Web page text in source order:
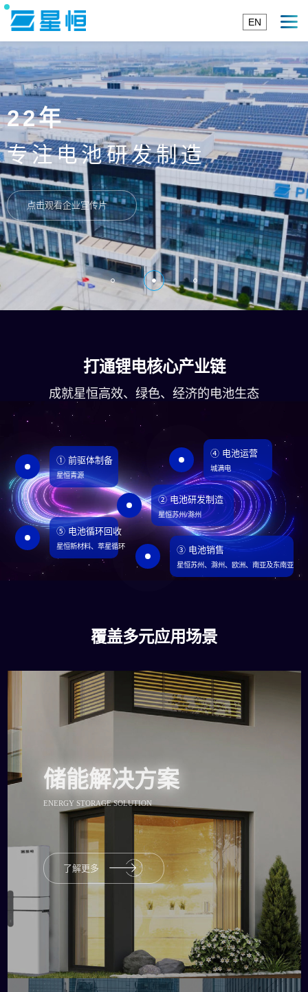
EN
22年
专注电池研发制造
点击观看企业宣传片
打通锂电核心产业链
成就星恒高效、绿色、经济的电池生态
① 前驱体制备
星恒青源
④ 电池运营
城满电
③ 电池销售
星恒苏州、滁州、欧洲、南亚及东南亚
② 电池研发制造
星恒苏州/滁州
⑤ 电池循环回收
星恒新材料、萃星循环
覆盖多元应用场景
储能解决方案
ENERGY STORAGE SOLUTION
了解更多